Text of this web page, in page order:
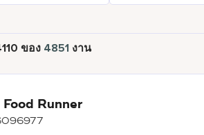
ของ 4851 งาน
Runner